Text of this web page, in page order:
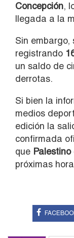
Concepción,
llegada a la
Sin embargo,
registrando
un saldo de
derrotas.
Si bien la
medios
edición la
confirmada
que Palestino
próximas